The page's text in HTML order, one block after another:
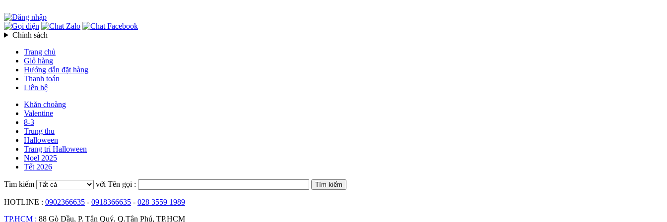
Chính sách
Trang chủ
Giỏ hàng
Hướng dẫn đặt hàng
Thanh toán
Liên hệ
Khăn choàng
Valentine
8-3
Trung thu
Halloween
Trang trí Halloween
Noel 2025
Tết 2026
Tìm kiếm với Tên gọi :
HOTLINE : 0902366635 - 0918366635 - 028 3559 1989
TP.HCM : 88 Gò Dầu, P. Tân Quý, Q.Tân Phú, TP.HCM